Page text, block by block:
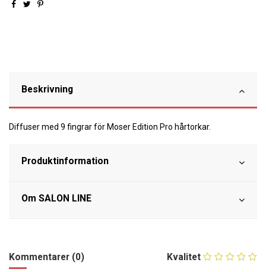
Beskrivning
Diffuser med 9 fingrar för Moser Edition Pro hårtorkar.
Produktinformation
Om SALON LINE
Kvalitet
Kommentarer (0)